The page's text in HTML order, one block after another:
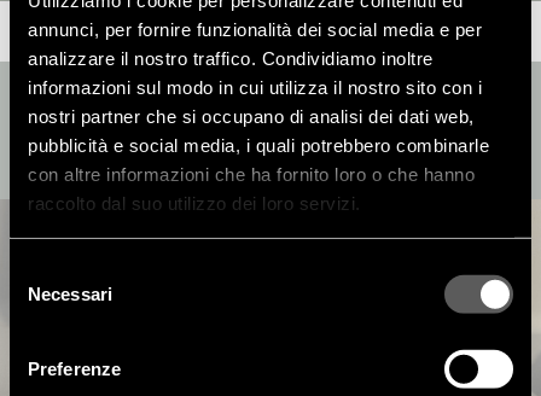
annunci, per fornire funzionalità dei social media e per
analizzare il nostro traffico. Condividiamo inoltre
informazioni sul modo in cui utilizza il nostro sito con i
nostri partner che si occupano di analisi dei dati web,
pubblicità e social media, i quali potrebbero combinarle
con altre informazioni che ha fornito loro o che hanno
raccolto dal suo utilizzo dei loro servizi.
delNecessari
Preferenze
ROOMS